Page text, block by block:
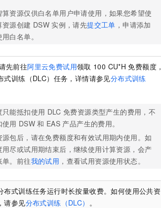
算资源仅供白名单用户申请使用，如果您希望使
资源创建 DSW 实例，请先提交工单 ，申请添加
白名单。
先前往阿里云免费试用领取 100 CU*H 免费额度，
式训练（DLC）任务，详情请参见分布式训练
能抵扣使用 DLC 免费资源类型产生的费用，不
使用 DSW 和 EAS 产品产生的费用。
包后，请在免费额度和有效试用期内使用。如
用尽或试用期结束后，继续使用计算资源，会产
。前往我的试用 ，查看试用资源使用状态。
布式训练任务运行时长按量收费。如何使用公共资
请参见分布式训练（DLC） 。